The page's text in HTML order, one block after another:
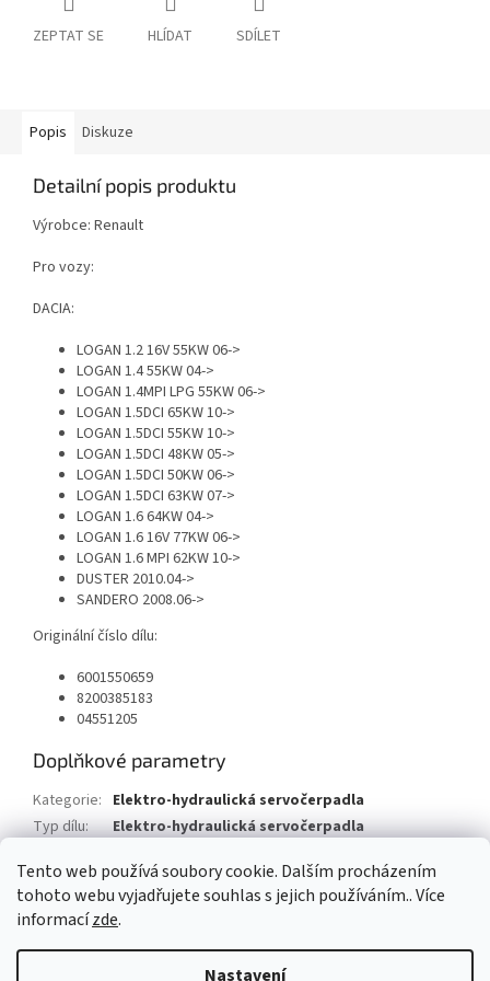
Tento web používá soubory cookie. Dalším procházením
tohoto webu vyjadřujete souhlas s jejich používáním.. Více
informacízde.
Nastavení
ZEPTAT SE HLÍDAT SDÍLET
Popis Diskuze
Detailní popis produktu
Výrobce: Renault
Pro vozy:
DACIA:
LOGAN 1.2 16V 55KW 06->
LOGAN 1.4 55KW 04->
LOGAN 1.4MPI LPG 55KW 06->
LOGAN 1.5DCI 65KW 10->
LOGAN 1.5DCI 55KW 10->
LOGAN 1.5DCI 48KW 05->
LOGAN 1.5DCI 50KW 06->
LOGAN 1.5DCI 63KW 07->
LOGAN 1.6 64KW 04->
LOGAN 1.6 16V 77KW 06->
LOGAN 1.6 MPI 62KW 10->
DUSTER 2010.04->
SANDERO 2008.06->
Originální číslo dílu:
6001550659
8200385183
04551205
Doplňkové parametry
Kategorie: Elektro-hydraulická servočerpadla
Typ dílu:
Elektro-hydraulická servočerpadla